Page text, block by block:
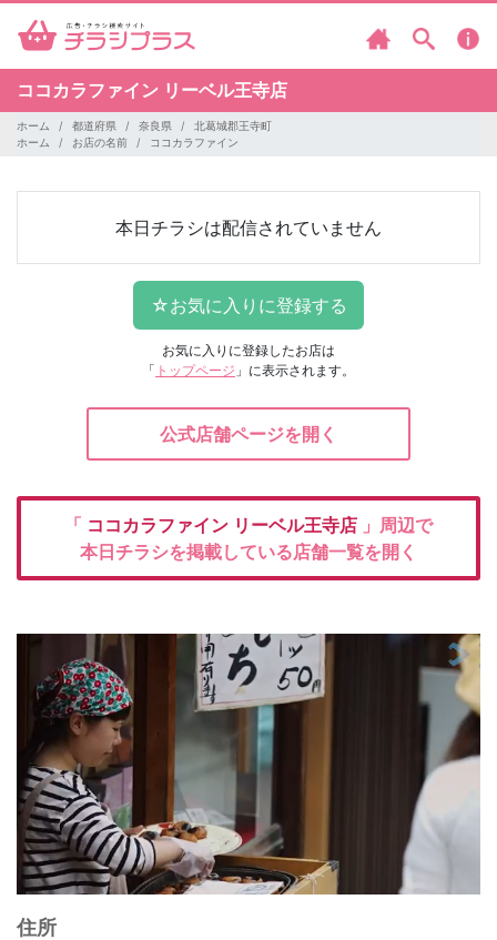
ココカラファイン リーベル王寺店
ホーム 都道府県 奈良県
北葛城郡王寺町
ホーム
お店の名前 ココカラファイン
本日チラシは配信されていません
お気に入りに登録したお店は
「 トップページ 」に表示されます。
公式店舗ページを開く
「 ココカラファイン リーベル王寺店 」周辺で
本日チラシを掲載している店舗一覧を開く
住所